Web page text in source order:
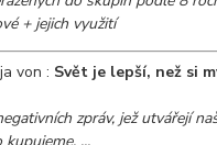
+ jejich využití
von : Svět je lepší, než si
zpráv, jež utvářejí